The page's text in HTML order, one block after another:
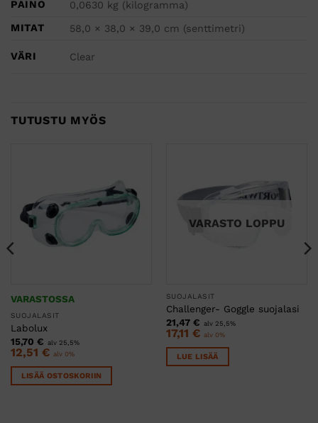
PAINO
0,0630 kg (kilogramma)
MITAT
58,0 × 38,0 × 39,0 cm (senttimetri)
VÄRI Clear
TUTUSTU MYÖS
VARASTOSSA
SUOJALASIT
Labolux
15,70 € alv 25,5%
12,51 € alv 0%
LISÄÄ OSTOSKORIIN
VARASTO LOPPU
SUOJALASIT
Challenger- Goggle suojalasi
21,47 € alv 25,5%
17,11 € alv 0%
LUE LISÄÄ